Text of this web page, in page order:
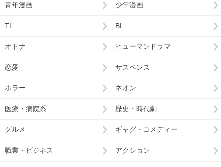
青年漫画 少年漫画
TL BL
オトナ ヒューマンドラマ
恋愛 サスペンス
ホラー ネオン
医療・病院系 歴史・時代劇
グルメ ギャグ・コメディー
職業・ビジネス アクション